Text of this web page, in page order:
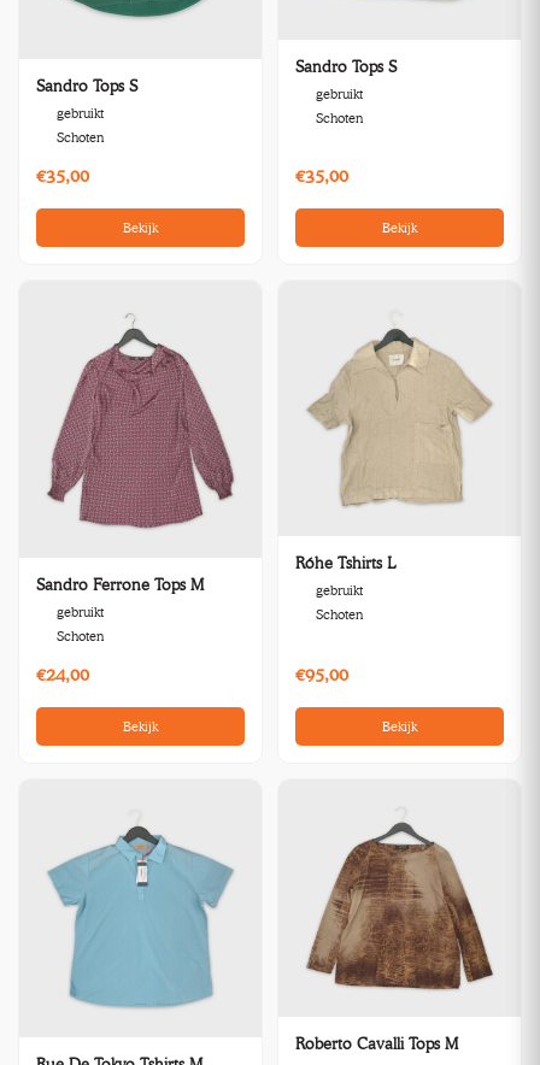
Sandro Tops S
gebruikt
Schoten
€35,00
Bekijk
Sandro Tops S
gebruikt
Schoten
€35,00
Bekijk
Sandro Ferrone Tops M
gebruikt
Schoten
€24,00
Bekijk
Róhe Tshirts L
gebruikt
Schoten
€95,00
Bekijk
Roberto Cavalli Tops M